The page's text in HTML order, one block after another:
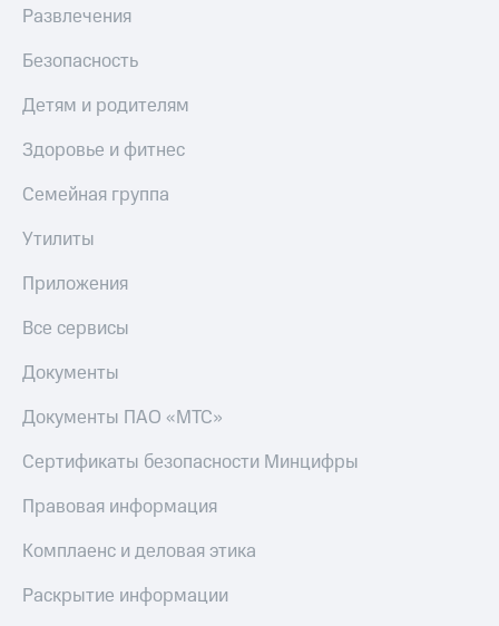
Развлечения
Безопасность
Детям и родителям
Здоровье и фитнес
Семейная группа
Утилиты
Приложения
Все сервисы
Документы
Документы ПАО «МТС»
Сертификаты безопасности Минцифры
Правовая информация
Комплаенс и деловая этика
Раскрытие информации